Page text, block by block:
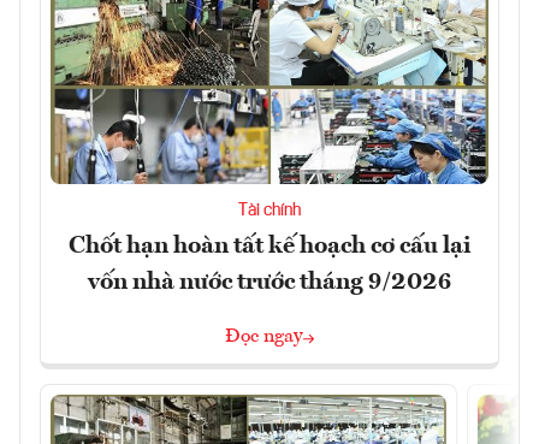
Tài chính
Chốt hạn hoàn tất kế hoạch cơ cấu lại
vốn nhà nước trước tháng 9/2026
Đọc ngay